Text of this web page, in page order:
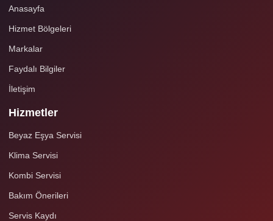
Anasayfa
Hizmet Bölgeleri
Markalar
Faydalı Bilgiler
İletişim
Hizmetler
Beyaz Eşya Servisi
Klima Servisi
Kombi Servisi
Bakım Önerileri
Servis Kaydı